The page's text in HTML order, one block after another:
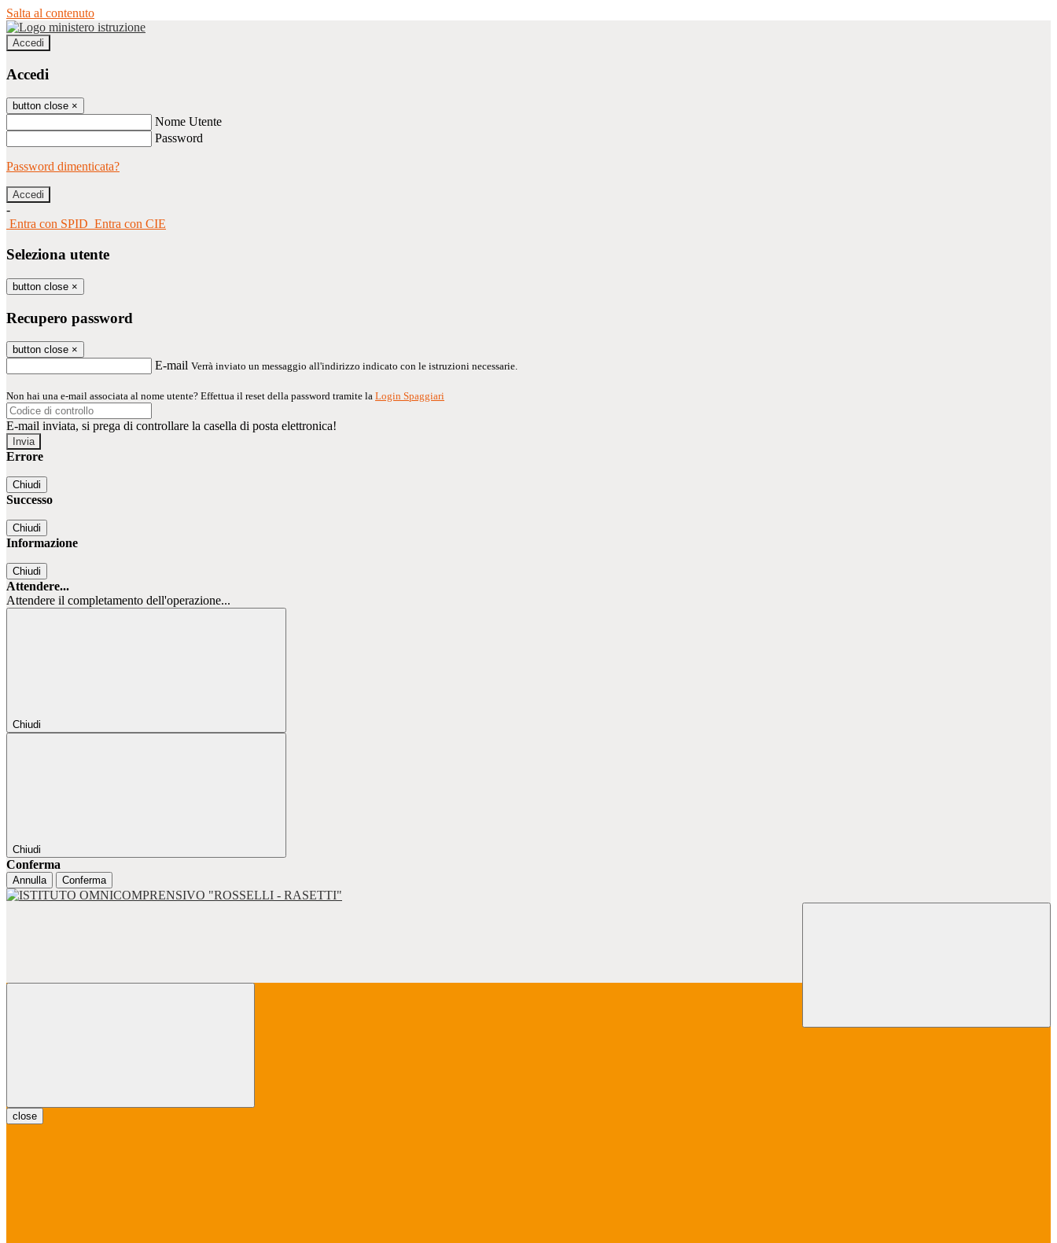
Salta al contenuto
Accedi
Accedi
button close ×
Nome Utente
Password
Password dimenticata?
-
Entra con SPID Entra con CIE
Seleziona utente
button close ×
Recupero password
button close ×
E-mail Verrà inviato un messaggio all'indirizzo indicato con le istruzioni necessarie.
Non hai una e-mail associata al nome utente? Effettua il reset della password tramite la Login Spaggiari
E-mail inviata, si prega di controllare la casella di posta elettronica!
Errore
Chiudi
Successo
Chiudi
Informazione
Chiudi
Attendere...
Attendere il completamento dell'operazione...
Chiudi
Chiudi
Conferma
Annulla Conferma
close